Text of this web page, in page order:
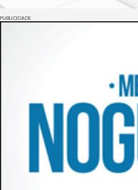
PUBLICIDADE